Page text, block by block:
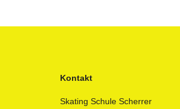
Kontakt
Skating Schule Scherrer